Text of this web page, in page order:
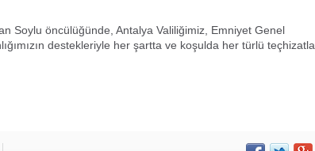
Soylu öncülüğünde, Antalya Valiliğimiz, Emniyet Genel
destekleriyle her şartta ve koşulda her türlü teçhizatla